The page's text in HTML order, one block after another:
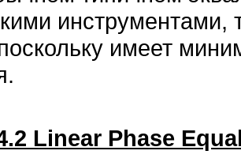
инструментами,
имеет
Linear Phase